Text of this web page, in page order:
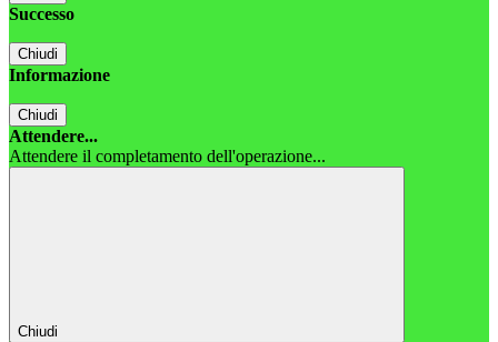
Successo
Chiudi
Informazione
Chiudi
Attendere...
Attendere il completamento dell'operazione...
Chiudi